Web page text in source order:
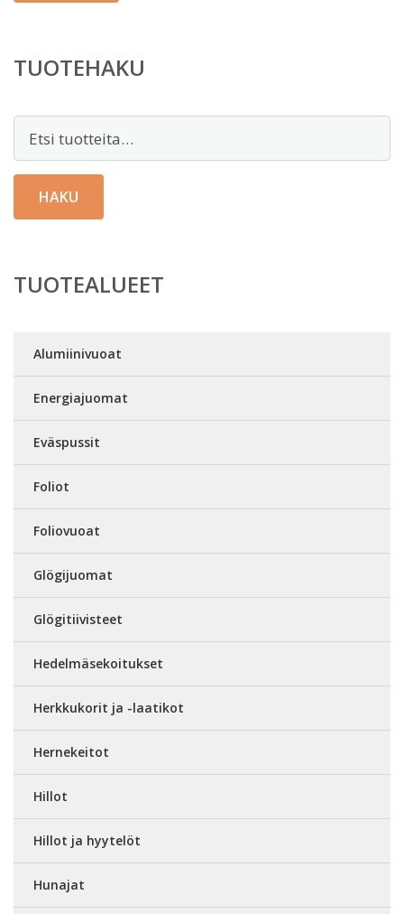
TUOTEHAKU
HAKU
TUOTEALUEET
Alumiinivuoat
Energiajuomat
Eväspussit
Foliot
Foliovuoat
Glögijuomat
Glögitiivisteet
Hedelmäsekoitukset
Herkkukorit ja -laatikot
Hernekeitot
Hillot
Hillot ja hyytelöt
Hunajat